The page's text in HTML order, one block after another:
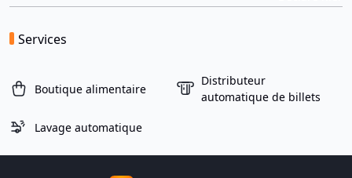
Services
Boutique alimentaire
Distributeur
automatique de billets
Lavage automatique